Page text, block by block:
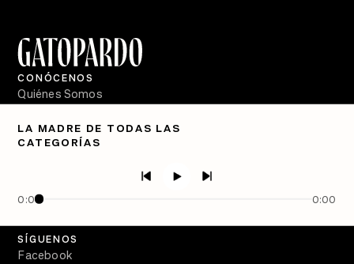
LA MADRE DE TODAS LAS
CATEGORÍAS
0:00 0:00
CONÓCENOS
Quiénes Somos
PÓDCASTS
Crecer en Distopía
SÍGUENOS
Facebook